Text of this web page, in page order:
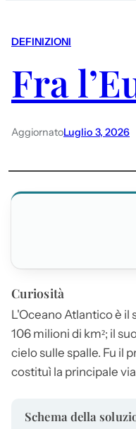
DEFINIZIONI
Fra
AggiornatoLuglio 3, 2026
Curiosità
L'Oceano Atlanticoè il
106 milioni di km²; il
cielo sulle spalle. Fu il
costituì la principale
Schema della